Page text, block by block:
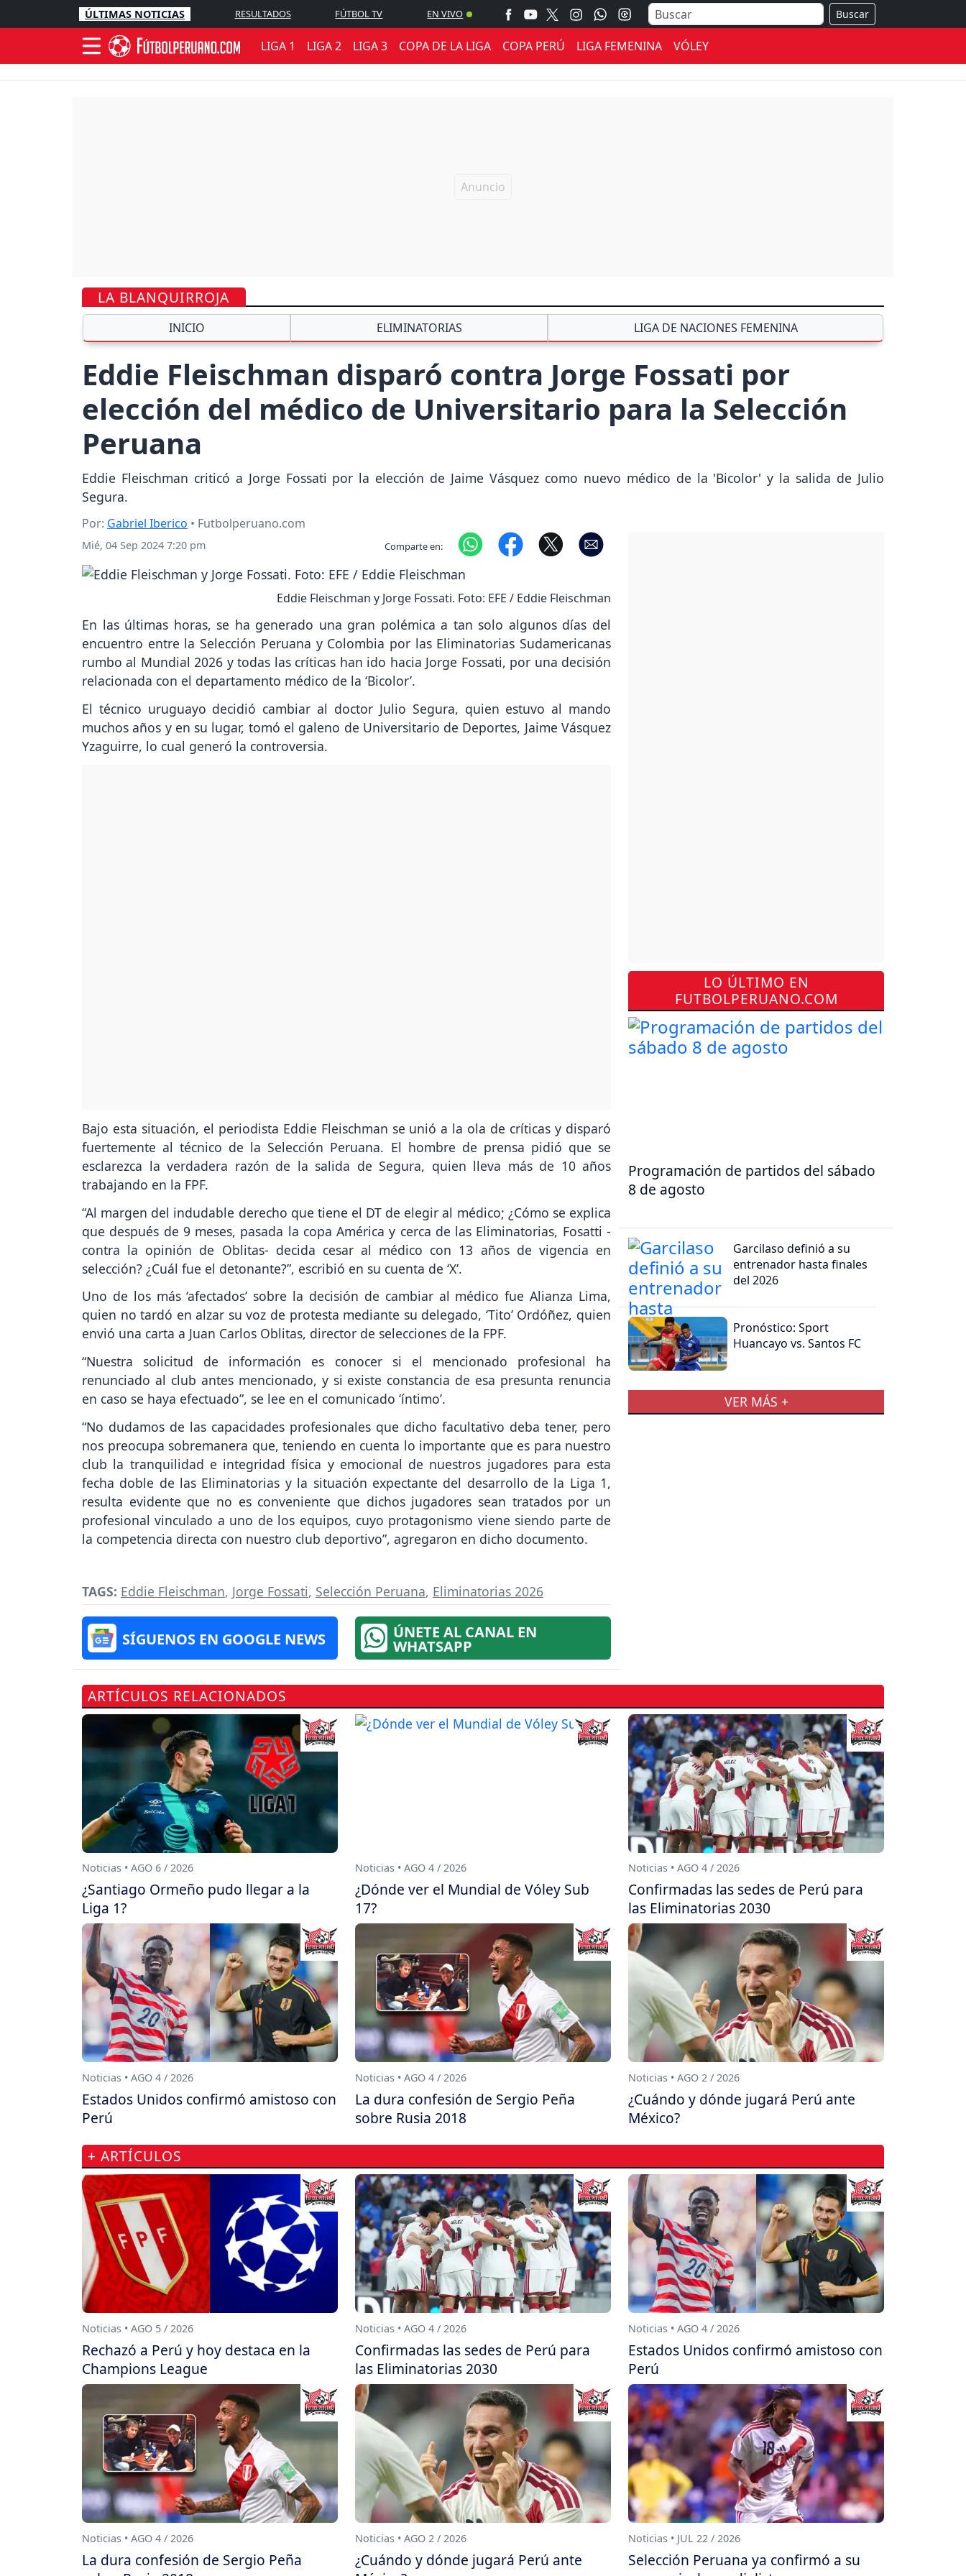
ÚLTIMAS NOTICIAS RESULTADOS FÚTBOL TV EN VIVO Buscar
LIGA 1 LIGA 2 LIGA 3 COPA DE LA LIGA COPA PERÚ LIGA FEMENINA VÓLEY
LA BLANQUIRROJA
INICIO ELIMINATORIAS LIGA DE NACIONES FEMENINA
Eddie Fleischman disparó contra Jorge Fossati por
elección del médico de Universitario para la Selección
Peruana
Eddie Fleischman criticó a Jorge Fossati por la elección de Jaime Vásquez como nuevo médico de la 'Bicolor' y la salida de Julio
Segura.
Por: Gabriel Iberico • Futbolperuano.com
Mié, 04 Sep 2024 7:20 pm Comparte en:
Eddie Fleischman y Jorge Fossati. Foto: EFE / Eddie Fleischman
En las últimas horas, se ha generado una gran polémica a tan solo algunos días del
encuentro entre la Selección Peruana y Colombia por las Eliminatorias Sudamericanas
rumbo al Mundial 2026 y todas las críticas han ido hacia Jorge Fossati, por una decisión
relacionada con el departamento médico de la ‘Bicolor’.
El técnico uruguayo decidió cambiar al doctor Julio Segura, quien estuvo al mando
muchos años y en su lugar, tomó el galeno de Universitario de Deportes, Jaime Vásquez
Yzaguirre, lo cual generó la controversia.
Bajo esta situación, el periodista Eddie Fleischman se unió a la ola de críticas y disparó
fuertemente al técnico de la Selección Peruana. El hombre de prensa pidió que se
esclarezca la verdadera razón de la salida de Segura, quien lleva más de 10 años
trabajando en la FPF.
“Al margen del indudable derecho que tiene el DT de elegir al médico; ¿Cómo se explica
que después de 9 meses, pasada la copa América y cerca de las Eliminatorias, Fosatti -
contra la opinión de Oblitas- decida cesar al médico con 13 años de vigencia en
selección? ¿Cuál fue el detonante?”, escribió en su cuenta de ‘X’.
Uno de los más ‘afectados’ sobre la decisión de cambiar al médico fue Alianza Lima,
quien no tardó en alzar su voz de protesta mediante su delegado, ‘Tito’ Ordóñez, quien
envió una carta a Juan Carlos Oblitas, director de selecciones de la FPF.
“Nuestra solicitud de información es conocer si el mencionado profesional ha
renunciado al club antes mencionado, y si existe constancia de esa presunta renuncia
en caso se haya efectuado”, se lee en el comunicado ‘íntimo’.
“No dudamos de las capacidades profesionales que dicho facultativo deba tener, pero
nos preocupa sobremanera que, teniendo en cuenta lo importante que es para nuestro
club la tranquilidad e integridad física y emocional de nuestros jugadores para esta
fecha doble de las Eliminatorias y la situación expectante del desarrollo de la Liga 1,
resulta evidente que no es conveniente que dichos jugadores sean tratados por un
profesional vinculado a uno de los equipos, cuyo protagonismo viene siendo parte de
la competencia directa con nuestro club deportivo”, agregaron en dicho documento.
TAGS: Eddie Fleischman, Jorge Fossati, Selección Peruana, Eliminatorias 2026
SÍGUENOS EN GOOGLE NEWS ÚNETE AL CANAL EN
WHATSAPP
LO ÚLTIMO EN
FUTBOLPERUANO.COM
Programación de partidos del sábado
8 de agosto
Garcilaso definió a su
entrenador hasta finales
del 2026
Pronóstico: Sport
Huancayo vs. Santos FC
VER MÁS +
ARTÍCULOS RELACIONADOS
Noticias • AGO 6 / 2026
¿Santiago Ormeño pudo llegar a la
Liga 1?
Noticias • AGO 4 / 2026
¿Dónde ver el Mundial de Vóley Sub
17?
Noticias • AGO 4 / 2026
Confirmadas las sedes de Perú para
las Eliminatorias 2030
Noticias • AGO 4 / 2026
Estados Unidos confirmó amistoso con
Perú
Noticias • AGO 4 / 2026
La dura confesión de Sergio Peña
sobre Rusia 2018
Noticias • AGO 2 / 2026
¿Cuándo y dónde jugará Perú ante
México?
+ ARTÍCULOS
Noticias • AGO 5 / 2026
Rechazó a Perú y hoy destaca en la
Champions League
Noticias • AGO 4 / 2026
Confirmadas las sedes de Perú para
las Eliminatorias 2030
Noticias • AGO 4 / 2026
Estados Unidos confirmó amistoso con
Perú
Noticias • AGO 4 / 2026
La dura confesión de Sergio Peña
Noticias • AGO 2 / 2026
¿Cuándo y dónde jugará Perú ante
Noticias • JUL 22 / 2026
Selección Peruana ya confirmó a su